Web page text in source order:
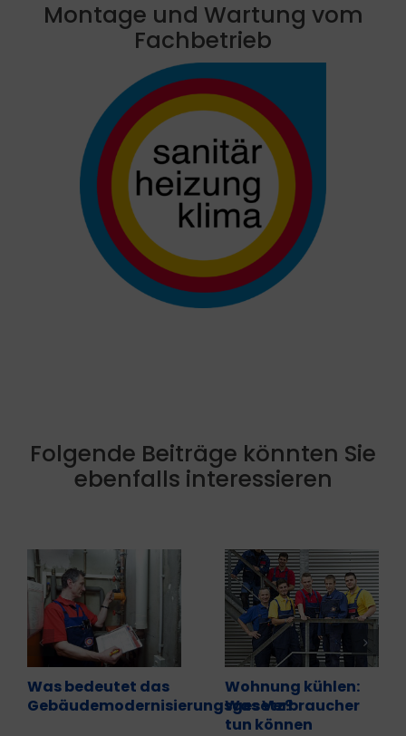
Montage und Wartung vom
Fachbetrieb
Folgende Beiträge könnten Sie
ebenfalls interessieren
Was bedeutet das
Gebäudemodernisierungsgesetz?
Wohnung kühlen:
Was Verbraucher
tun können